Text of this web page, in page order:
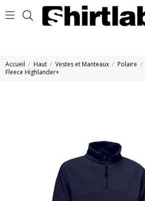
Accueil Haut Vestes et Manteaux Polaire
Fleece Highlander+